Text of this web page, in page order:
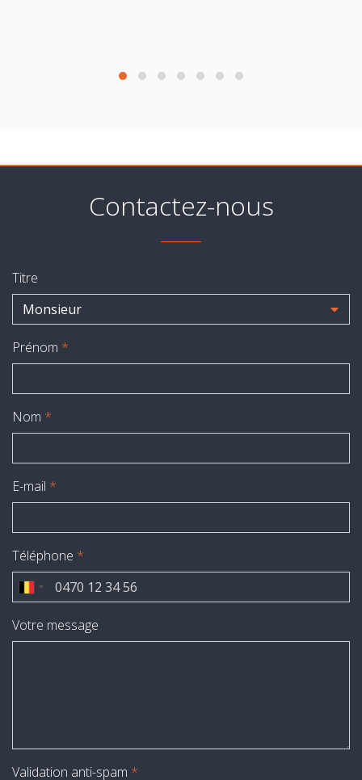
Contactez-nous
Titre
Monsieur
Prénom *
Nom *
E-mail *
Téléphone *
Votre message
Validation anti-spam *